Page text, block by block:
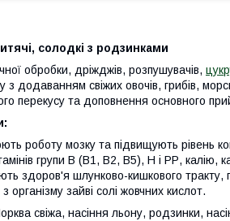
солодкі з родзинками
обробки, дріжджів, розпушувачів,
з додаванням свіжих овочів, грибів,
перекусу та доповнення основного
роботу мозку та підвищують рівень
групи В (В1, В2, В5), Н і РР, калію,
здоров'я шлунково-кишкового тракту,
організму зайві солі жовчних кислот.
свіжа, насіння льону, родзинки,